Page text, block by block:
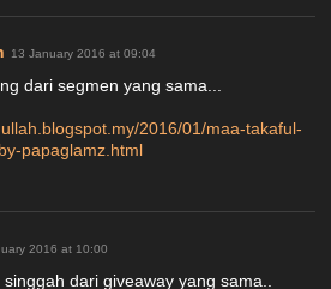
13 January 2016 at 09:04
dari segmen yang sama...
2016/01/maa-takaful-
papaglamz.html
2016 at 10:00
dari giveaway yang sama..